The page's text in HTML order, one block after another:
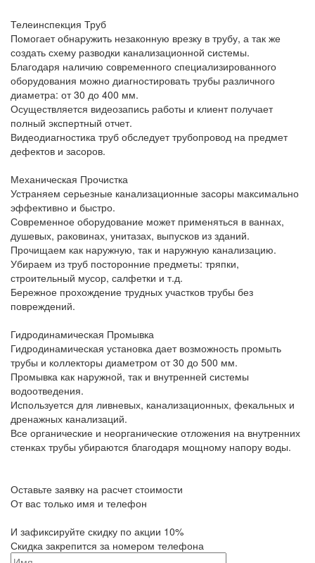
Телеинспекция Труб
Помогает обнаружить незаконную врезку в трубу, а так же
создать схему разводки канализационной системы.
Благодаря наличию современного специализированного
оборудования можно диагностировать трубы различного
диаметра: от 30 до 400 мм.
Осуществляется видеозапись работы и клиент получает
полный экспертный отчет.
Видеодиагностика труб обследует трубопровод на предмет
дефектов и засоров.
Механическая Прочистка
Устраняем серьезные канализационные засоры максимально
эффективно и быстро.
Современное оборудование может применяться в ваннах,
душевых, раковинах, унитазах, выпусков из зданий.
Прочищаем как наружную, так и наружную канализацию.
Убираем из труб посторонние предметы: тряпки,
строительный мусор, салфетки и т.д.
Бережное прохождение трудных участков трубы без
повреждений.
Гидродинамическая Промывка
Гидродинамическая установка дает возможность промыть
трубы и коллекторы диаметром от 30 до 500 мм.
Промывка как наружной, так и внутренней системы
водоотведения.
Используется для ливневых, канализационных, фекальных и
дренажных канализаций.
Все органические и неорганические отложения на внутренних
стенках трубы убираются благодаря мощному напору воды.
Оставьте заявку на расчет стоимости
От вас только имя и телефон
И зафиксируйте скидку по акции 10%
Скидка закрепится за номером телефона